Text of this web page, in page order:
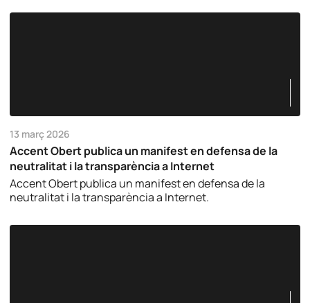
13 març 2026
Accent Obert publica un manifest en defensa de la
neutralitat i la transparència a Internet
Accent Obert publica un manifest en defensa de la
neutralitat i la transparència a Internet.